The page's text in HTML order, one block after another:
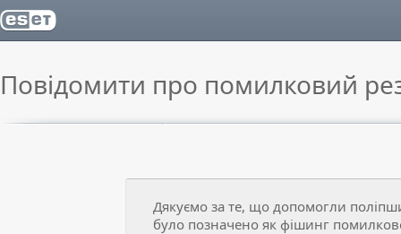
Повідомити про помилковий
Дякуємо за те, що допомогли
було позначено як фішинг